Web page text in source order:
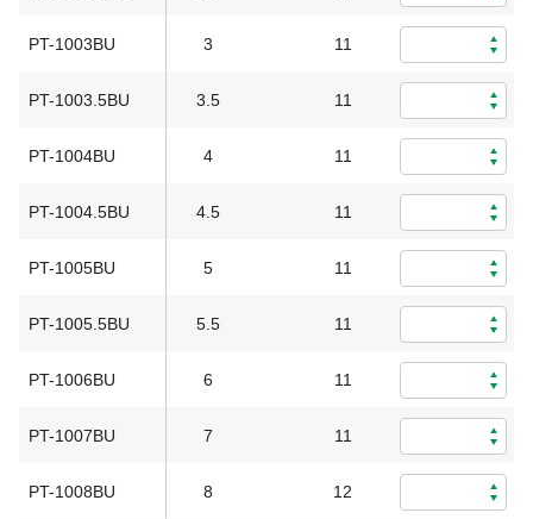
PT-1003BU 3 11
PT-1003.5BU 3.5 11
PT-1004BU 4 11
PT-1004.5BU 4.5 11
PT-1005BU 5 11
PT-1005.5BU 5.5 11
PT-1006BU 6 11
PT-1007BU 7 11
PT-1008BU 8 12